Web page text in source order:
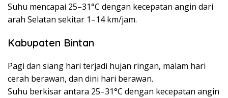
Suhu mencapai 25–31°C dengan kecepatan angin dari
arah Selatan sekitar 1–14 km/jam.
Kabupaten Bintan
Pagi dan siang hari terjadi hujan ringan, malam hari
cerah berawan, dan dini hari berawan.
Suhu berkisar antara 25–31°C dengan kecepatan angin